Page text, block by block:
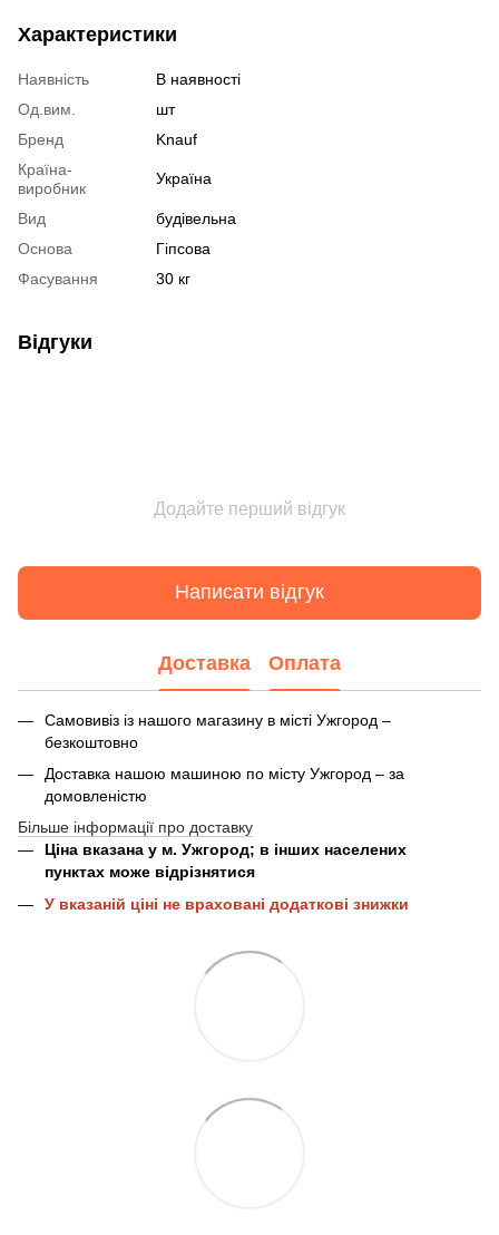
Характеристики
Наявність
В наявності
Од.вим.
шт
Бренд
Knauf
Країна-
виробник
Україна
Вид
будівельна
Основа
Гіпсова
Фасування
30 кг
Відгуки
Додайте перший відгук
Написати відгук
Доставка Оплата
Самовивіз із нашого магазину в місті Ужгород –
безкоштовно
Доставка нашою машиною по місту Ужгород – за
домовленістю
Більше інформації про доставку
Ціна вказана у м. Ужгород; в інших населених
пунктах може відрізнятися
У вказаній ціні не враховані додаткові знижки